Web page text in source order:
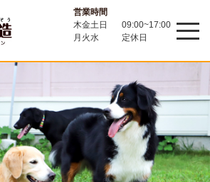
営業時間
木金土日
09:00~17:00
月火水
定休日